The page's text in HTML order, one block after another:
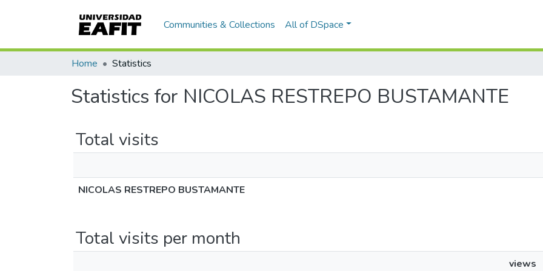
Communities & Collections All of DSpace
Home Statistics
Statistics for NICOLAS RESTREPO BUSTAMANTE
Total visits
NICOLAS RESTREPO BUSTAMANTE
Total visits per month
views